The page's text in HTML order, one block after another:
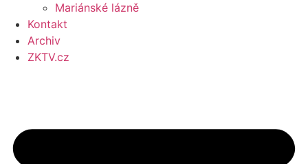
Mariánské lázně
Kontakt
Archiv
ZKTV.cz